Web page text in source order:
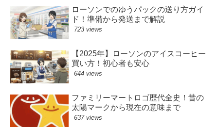
ローソンでのゆうパックの送り方ガイ
ド！準備から発送まで解説
723 views
【2025年】ローソンのアイスコーヒー
買い方！初心者も安心
644 views
ファミリーマートロゴ歴代全史！昔の
太陽マークから現在の意味まで
637 views